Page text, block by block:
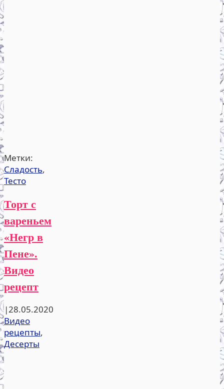
Метки:
Сладость,
Тесто
Торт с
вареньем
«Негр в
Пене».
Видео
рецепт
|28.05.2020
Видео
рецепты,
Десерты